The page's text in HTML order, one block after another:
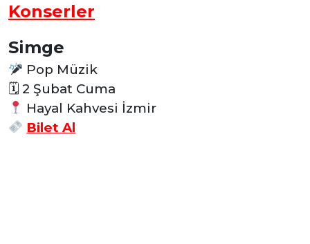
Konserler
Simge
Pop Müzik
🗓 2 Şubat Cuma
Hayal Kahvesi İzmir
Bilet Al